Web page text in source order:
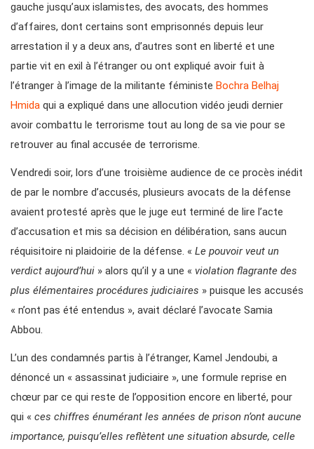
gauche jusqu’aux islamistes, des avocats, des hommes
d’affaires, dont certains sont emprisonnés depuis leur
arrestation il y a deux ans, d’autres sont en liberté et une
partie vit en exil à l’étranger ou ont expliqué avoir fuit à
l’étranger à l’image de la militante féministe Bochra Belhaj
Hmida qui a expliqué dans une allocution vidéo jeudi dernier
avoir combattu le terrorisme tout au long de sa vie pour se
retrouver au final accusée de terrorisme.
Vendredi soir, lors d’une troisième audience de ce procès inédit
de par le nombre d’accusés, plusieurs avocats de la défense
avaient protesté après que le juge eut terminé de lire l’acte
d’accusation et mis sa décision en délibération, sans aucun
réquisitoire ni plaidoirie de la défense. « Le pouvoir veut un
verdict aujourd’hui » alors qu’il y a une « violation flagrante des
plus élémentaires procédures judiciaires » puisque les accusés
« n’ont pas été entendus », avait déclaré l’avocate Samia
Abbou.
L’un des condamnés partis à l’étranger, Kamel Jendoubi, a
dénoncé un « assassinat judiciaire », une formule reprise en
chœur par ce qui reste de l’opposition encore en liberté, pour
qui « ces chiffres énumérant les années de prison n’ont aucune
importance, puisqu’elles reflètent une situation absurde, celle